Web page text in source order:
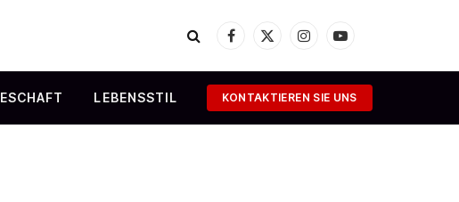
Facebook
X
InstagramYouTube
LEBENSSTIL KONTAKTIEREN SIE UNS